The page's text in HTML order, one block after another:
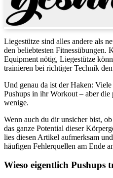
Liegestütze sind alles andere als
den beliebtesten Fitnessübungen.
Equipment nötig, Liegestütze
trainieren bei richtiger Technik
Und genau da ist der Haken:
Pushups in ihr Workout – aber
wenige.
Wenn auch du dir unsicher bist,
das ganze Potential dieser
lies diesen Artikel aufmerksam
häufigen Fehlerquellen am Ende
Wieso eigentlich Pushups